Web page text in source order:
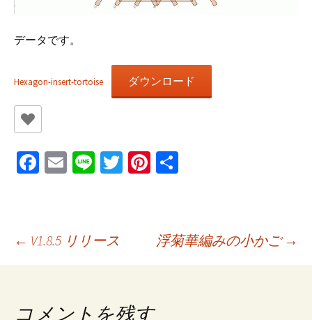
データです。
Hexagon-insert-tortoise ダウンロード
Fa
o
o
k
E
l
Li T
Pi
es
t
投
← V1.8.5 リリース 浮菊華編みの小かご →
コメントを残す